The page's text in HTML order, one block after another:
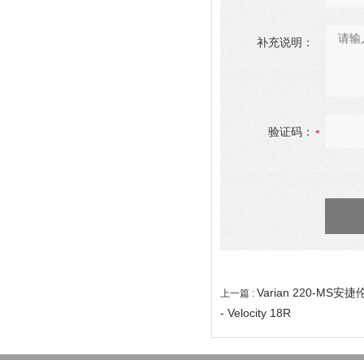
补充说明：
验证码：
上一篇 : Varian 220-MS安捷
- Velocity 18R